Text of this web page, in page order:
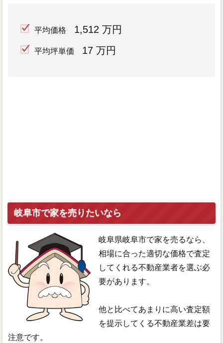
平均価格 1,512 万円
平均坪単価 17 万円
岐阜市で家を売りたいなら
岐阜県岐阜市で家を売るなら、
相場に合った適切な価格で査定
してくれる不動産業者を選ぶ必
要があります。
他と比べてあまりに高い査定額
を提示してくる不動産業差は要
注意です。